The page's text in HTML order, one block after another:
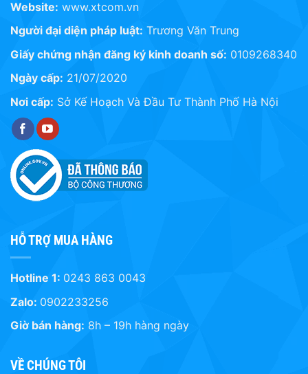
Website: www.xtcom.vn
Người đại diện pháp luật: Trương Văn Trung
Giấy chứng nhận đăng ký kinh doanh số: 0109268340
Ngày cấp: 21/07/2020
Nơi cấp: Sở Kế Hoạch Và Đầu Tư Thành Phố Hà Nội
HỖ TRỢ MUA HÀNG
Hotline 1: 0243 863 0043
Zalo: 0902233256
Giờ bán hàng: 8h – 19h hàng ngày
VỀ CHÚNG TÔI